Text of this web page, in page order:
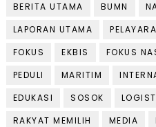
BERITA UTAMA
BUMN
LAPORAN UTAMA
FOKUS
EKBIS FOKUS
PEDULI
MARITIM
EDUKASI
SOSOK
RAKYAT MEMILIH
MEDIA